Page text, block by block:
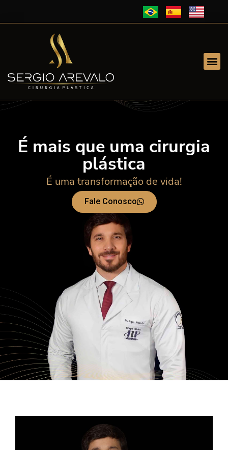
É mais que uma cirurgia
plástica
É uma transformação de vida!
Fale Conosco